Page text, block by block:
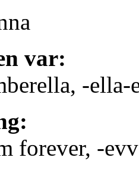
var:
-ella-
forever, -